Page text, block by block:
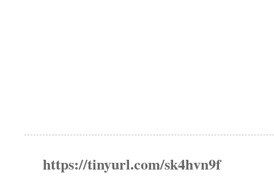
https://tinyurl.com/sk4hvn9f